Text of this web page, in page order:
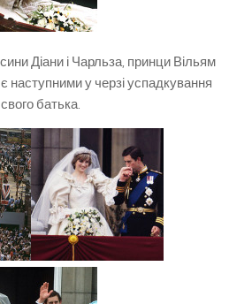
Діани і Чарльза, принци Вільям
є наступними у черзі успадкування
батька.